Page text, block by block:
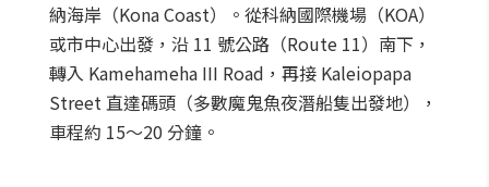
納海岸（Kona Coast）。從科納國際機場（KOA）
或市中心出發，沿 11 號公路（Route 11）南下，
轉入 Kamehameha III Road，再接 Kaleiopapa
Street 直達碼頭（多數魔鬼魚夜潛船隻出發地），
車程約 15～20 分鐘。